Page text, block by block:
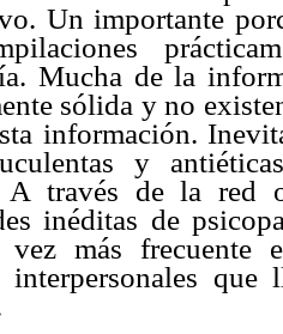
Un importante
Mucha de la
sólida y no
información.
y
A través de la red
inéditas de
vez más frecuente
interpersonales